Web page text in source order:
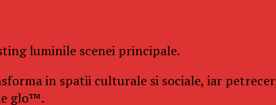
luminile scenei principale.
in spatii culturale si sociale, iar
glo™.